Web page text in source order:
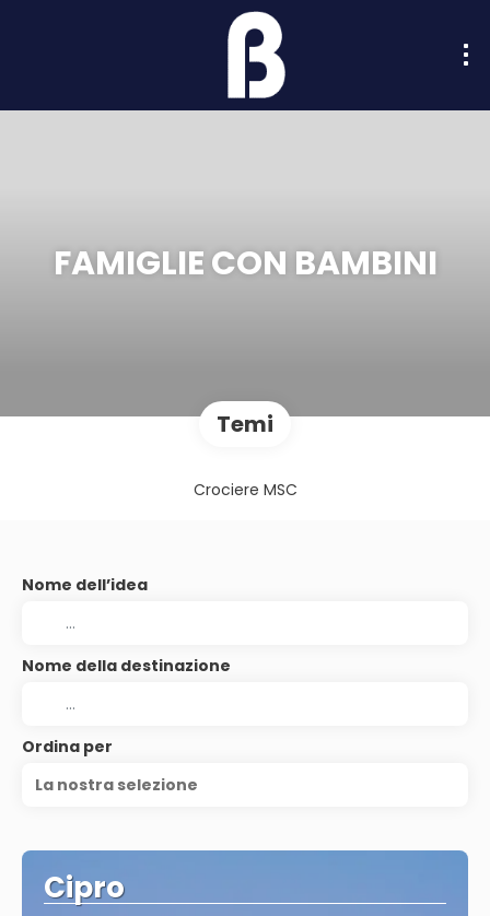
FAMIGLIE CON BAMBINI
Temi
Crociere MSC
Nome dell’idea
Nome della destinazione
Ordina per
La nostra selezione
Cipro